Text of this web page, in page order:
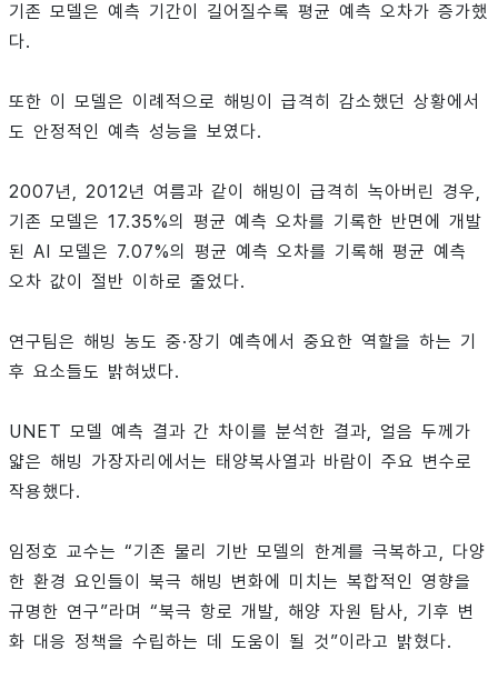
기존 모델은 예측 기간이 길어질수록 평균 예측 오차가 증가했
다.
또한 이 모델은 이례적으로 해빙이 급격히 감소했던 상황에서
도 안정적인 예측 성능을 보였다.
2007년, 2012년 여름과 같이 해빙이 급격히 녹아버린 경우,
기존 모델은 17.35%의 평균 예측 오차를 기록한 반면에 개발
된 AI 모델은 7.07%의 평균 예측 오차를 기록해 평균 예측
오차 값이 절반 이하로 줄었다.
연구팀은 해빙 농도 중·장기 예측에서 중요한 역할을 하는 기
후 요소들도 밝혀냈다.
UNET 모델 예측 결과 간 차이를 분석한 결과, 얼음 두께가
얇은 해빙 가장자리에서는 태양복사열과 바람이 주요 변수로
작용했다.
임정호 교수는 “기존 물리 기반 모델의 한계를 극복하고, 다양
한 환경 요인들이 북극 해빙 변화에 미치는 복합적인 영향을
규명한 연구”라며 “북극 항로 개발, 해양 자원 탐사, 기후 변
화 대응 정책을 수립하는 데 도움이 될 것”이라고 밝혔다.